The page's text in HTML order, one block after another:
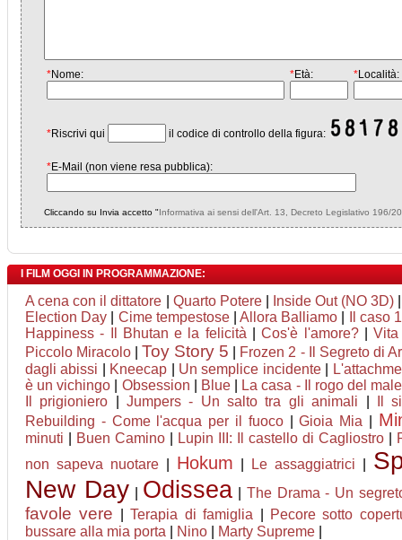
*Nome: *Età: *Località:
*Riscrivi qui il codice di controllo della figura:
*E-Mail (non viene resa pubblica):
Cliccando su Invia accetto "Informativa ai sensi dell'Art. 13, Decreto Legislativo 196/
I FILM OGGI IN PROGRAMMAZIONE:
A cena con il dittatore Quarto Potere| Inside Out (NO 3D)
Election Day
Cime tempestose|Allora Balliamo
Il caso
Happiness - Il Bhutan e la felicità |Cos'è l'amore?|Vita
Piccolo Miracolo |Toy Story 5
Frozen 2 - Il Segreto di
dagli abissi
Kneecap Un semplice incidente|
è un vichingo
Obsession Blue|
La casa - Il rogo del male
Il prigioniero |Jumpers - Un salto tra gli animali
Il
Rebuilding - Come l'acqua per il fuoco|Gioia Mia
minuti Buen Camino Lupin III: Il castello di Cagliostro
non sapeva nuotare
Hokum Le assaggiatrici
New Day Odissea The Drama - Un
favole vere |Terapia di famiglia
Pecore sotto
bussare alla mia porta
Nino Marty Supreme